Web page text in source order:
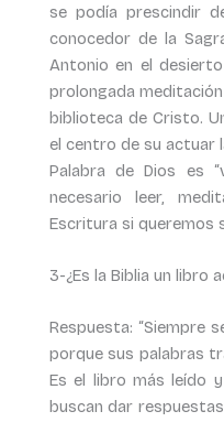
se podía prescindir
conocedor de la
Antonio en el
prolongada
biblioteca de Cristo.
el centro de su actuar
Palabra de Dios es
necesario leer,
Escritura si queremos
3-¿Es la Biblia un libro
Respuesta: “Siempre
porque sus palabras
Es el libro más leído
buscan dar